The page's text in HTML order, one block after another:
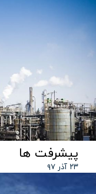
پیشرفت ها
۲۳ آذر ۹۷